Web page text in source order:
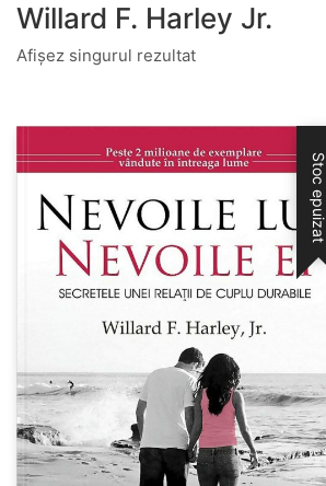
Willard F. Harley Jr.
Afișez singurul rezultat
Stoc epuizat